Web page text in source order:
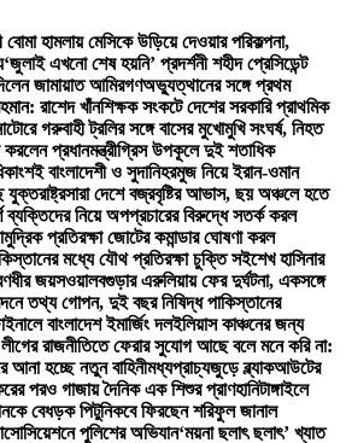
বোমা হামলায় মেসিকে উড়িয়ে দেওয়ার পরিকল্পনা,
‘জুলাই এখনো শেষ হয়নি’ প্রদর্শনী শহীদ প্রেসিডেন্ট
জামায়াত আমিরগণঅভ্যুত্থানের সঙ্গে প্রথম
রাশেদ খাঁনশিক্ষক সংকটে দেশের সরকারি প্রাথমিক
গরুবাহী ট্রলির সঙ্গে বাসের মুখোমুখি সংঘর্ষ, নিহত
প্রধানমন্ত্রীগ্রিস উপকূলে দুই শতাধিক
বাংলাদেশী ও সুদানিহরমুজ নিয়ে ইরান-ওমান
সারা দেশে বজ্রবৃষ্টির আভাস, ছয় অঞ্চলে হতে
ব্যক্তিদের নিয়ে অপপ্রচারের বিরুদ্ধে সতর্ক করল
প্রতিরক্ষা জোটের কমান্ডার ঘোষণা করল
মধ্যে যৌথ প্রতিরক্ষা চুক্তি সইশেখ হাসিনার
জয়সওয়ালবগুড়ার এরুলিয়ায় ফের দুর্ঘটনা, একসঙ্গে
তথ্য গোপন, দুই বছর নিষিদ্ধ পাকিস্তানের
বাংলাদেশ ইমার্জিং দলইলিয়াস কাঞ্চনের জন্য
রাজনীতিতে ফেরার সুযোগ আছে বলে মনে করি না:
আনা হচ্ছে নতুন বাহিনীমধ্যপ্রাচ্যজুড়ে ব্ল্যাকআউটের
পরও গাজায় দৈনিক এক শিশুর প্রাণহানিটাঙ্গাইলে
বেধড়ক পিটুনিকবে ফিরছেন শরিফুল জানাল
পুলিশের অভিযান‘ময়না ছলাৎ ছলাৎ’ খ্যাত